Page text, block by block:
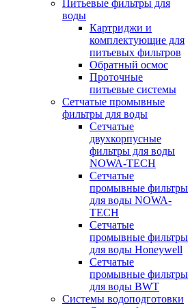
Питьевые фильтры для
воды
Картриджи и
комплектующие для
питьевых фильтров
Обратный осмос
Проточные
питьевые системы
Сетчатые промывные
фильтры для воды
Сетчатые
двухкорпусные
фильтры для воды
NOWA-TECH
Сетчатые
промывные фильтры
для воды NOWA-
TECH
Сетчатые
промывные фильтры
для воды Honeywell
Сетчатые
промывные фильтры
для воды BWT
Системы водоподготовки